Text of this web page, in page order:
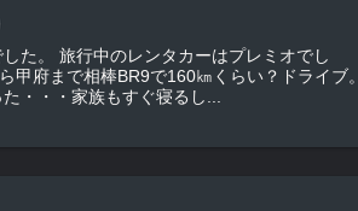
レミオでし
甲府まで相棒BR9で160㎞くらい？ドライブ。
・・・家族もすぐ寝るし...